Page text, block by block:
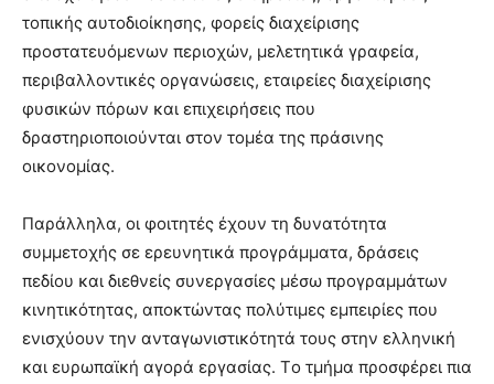
τοπικής αυτοδιοίκησης, φορείς διαχείρισης
προστατευόμενων περιοχών, μελετητικά γραφεία,
περιβαλλοντικές οργανώσεις, εταιρείες διαχείρισης
φυσικών πόρων και επιχειρήσεις που
δραστηριοποιούνται στον τομέα της πράσινης
οικονομίας.
Παράλληλα, οι φοιτητές έχουν τη δυνατότητα
συμμετοχής σε ερευνητικά προγράμματα, δράσεις
πεδίου και διεθνείς συνεργασίες μέσω προγραμμάτων
κινητικότητας, αποκτώντας πολύτιμες εμπειρίες που
ενισχύουν την ανταγωνιστικότητά τους στην ελληνική
και ευρωπαϊκή αγορά εργασίας. Tο τμήμα προσφέρει πια